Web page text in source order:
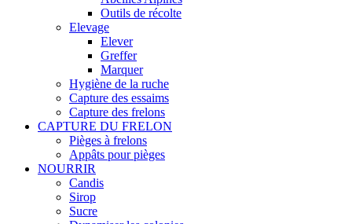
Outils de récolte
Elevage
Elever
Greffer
Marquer
Hygiène de la ruche
Capture des essaims
Capture des frelons
CAPTURE DU FRELON
Pièges à frelons
Appâts pour pièges
NOURRIR
Candis
Sirop
Sucre